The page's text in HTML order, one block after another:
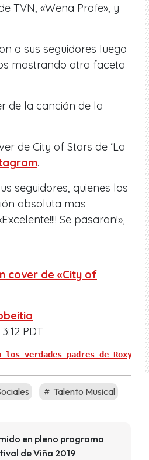
TVN, «Wena Profe», y
a sus seguidores luego
mostrando otra faceta
de la canción de la
de City of Stars de ‘La
.
seguidores, quienes los
absoluta mas
Se pasaron!»,
cover de «City of
PDT
verdades padres de Roxy"
Talento Musical
en pleno programa
de Viña 2019